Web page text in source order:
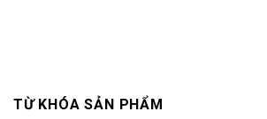
TỪ KHÓA SẢN PHẨM